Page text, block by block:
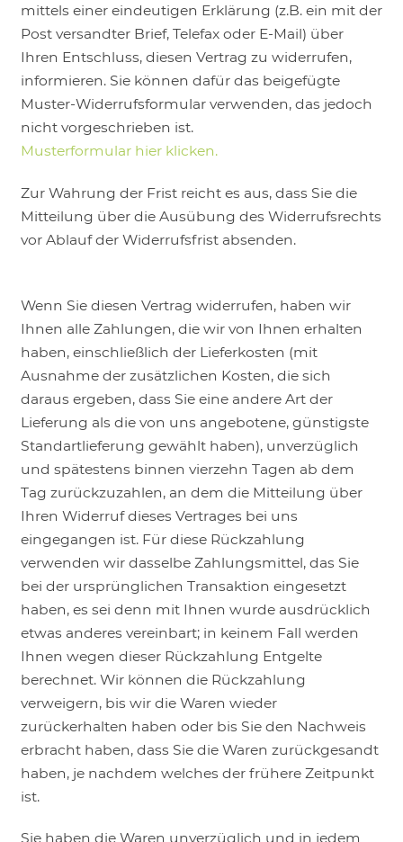
mittels einer eindeutigen Erklärung (z.B. ein mit der
Post versandter Brief, Telefax oder E-Mail) über
Ihren Entschluss, diesen Vertrag zu widerrufen,
informieren. Sie können dafür das beigefügte
Muster-Widerrufsformular verwenden, das jedoch
nicht vorgeschrieben ist.
Musterformular hier klicken.
Zur Wahrung der Frist reicht es aus, dass Sie die
Mitteilung über die Ausübung des Widerrufsrechts
vor Ablauf der Widerrufsfrist absenden.
Wenn Sie diesen Vertrag widerrufen, haben wir
Ihnen alle Zahlungen, die wir von Ihnen erhalten
haben, einschließlich der Lieferkosten (mit
Ausnahme der zusätzlichen Kosten, die sich
daraus ergeben, dass Sie eine andere Art der
Lieferung als die von uns angebotene, günstigste
Standartlieferung gewählt haben), unverzüglich
und spätestens binnen vierzehn Tagen ab dem
Tag zurückzuzahlen, an dem die Mitteilung über
Ihren Widerruf dieses Vertrages bei uns
eingegangen ist. Für diese Rückzahlung
verwenden wir dasselbe Zahlungsmittel, das Sie
bei der ursprünglichen Transaktion eingesetzt
haben, es sei denn mit Ihnen wurde ausdrücklich
etwas anderes vereinbart; in keinem Fall werden
Ihnen wegen dieser Rückzahlung Entgelte
berechnet. Wir können die Rückzahlung
verweigern, bis wir die Waren wieder
zurückerhalten haben oder bis Sie den Nachweis
erbracht haben, dass Sie die Waren zurückgesandt
haben, je nachdem welches der frühere Zeitpunkt
ist.
Sie haben die Waren unverzüglich und in jedem